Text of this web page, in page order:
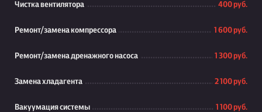
Чистка вентилятора 400 руб.
Ремонт/замена компрессора 1 600 руб.
Ремонт/замена дренажного насоса 1 300 руб.
Замена хладагента 2 100 руб.
Вакуумация системы 1 100 руб.